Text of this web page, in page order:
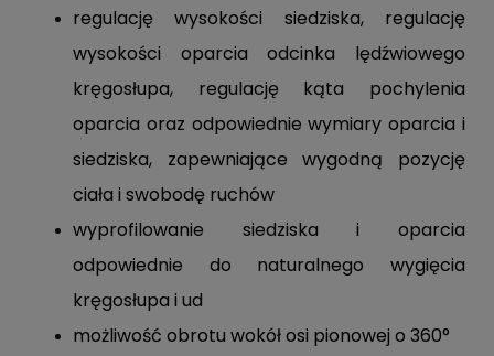
regulację wysokości siedziska, regulację
wysokości oparcia odcinka lędźwiowego
kręgosłupa, regulację kąta pochylenia
oparcia oraz odpowiednie wymiary oparcia i
siedziska, zapewniające wygodną pozycję
ciała i swobodę ruchów
wyprofilowanie siedziska i oparcia
odpowiednie do naturalnego wygięcia
kręgosłupa i ud
możliwość obrotu wokół osi pionowej o 360°